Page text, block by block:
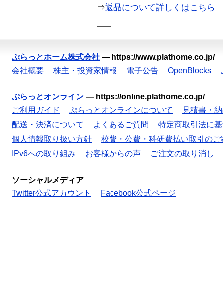
⇒返品について詳しくはこちら
ぷらっとホーム株式会社 — https://www.plathome.co.jp/
会社概要
株主・投資家情報 電子公告 OpenBlocks
ぷらっとオンライン — https://online.plathome.co.jp/
ご利用ガイド
ぷらっとオンラインについて
見積書・
配送・決済について
よくあるご質問
特定商取引法に
個人情報取り扱い方針
校費・公費・科研費払い取引のご
IPv6への取り組み
お客様からの声 ご注文の取り消し
ソーシャルメディア
Twitter公式アカウント
Facebook公式ページ